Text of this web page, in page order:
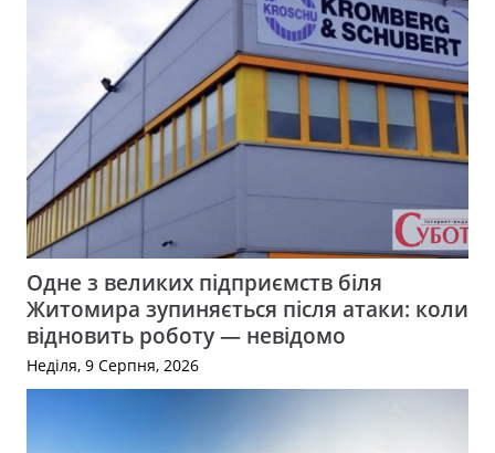
Одне з великих підприємств біля
Житомира зупиняється після атаки: коли
відновить роботу — невідомо
Неділя, 9 Серпня, 2026